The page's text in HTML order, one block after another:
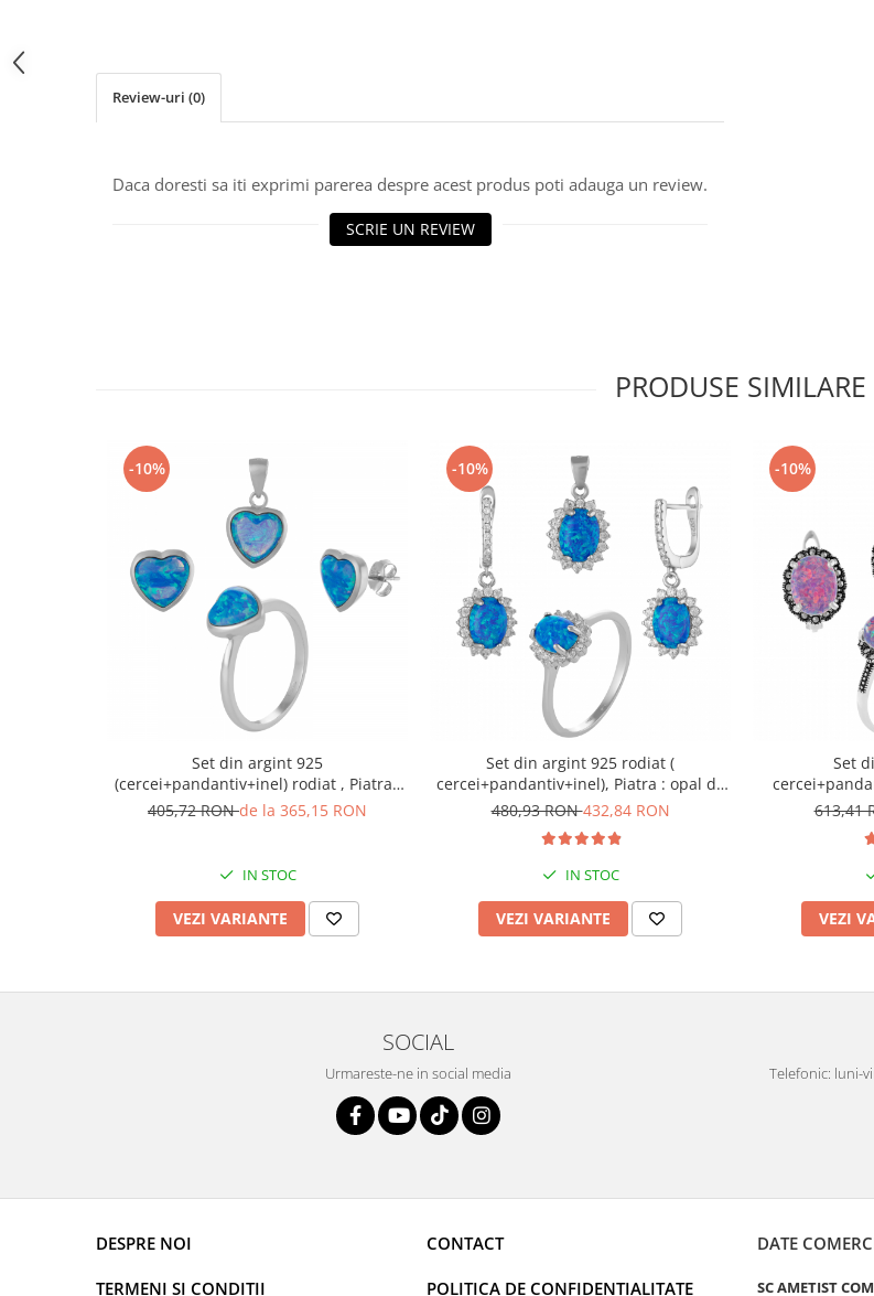
Review-uri (0)
Daca doresti sa iti exprimi parerea despre acest produs poti adauga un review.
SCRIE UN REVIEW
PRODUSE SIMILARE
-10%
Set din argint 925
(cercei+pandantiv+inel) rodiat , Piatra :
opal de laborator, Culoare : albastru,
405,72 RONde la 365,15 RON
IN STOC
VEZI VARIANTE
-10%
Set din argint 925 rodiat (
cercei+pandantiv+inel), Piatra : opal de
laborator si cubic zirconia , Culoare :
480,93 RON432,84 RON
IN STOC
VEZI VARIANTE
-10%
Set
japonez si
613,41
VEZI
SOCIAL
Urmareste-ne in social media
Telefonic: luni-
DESPRE NOI
TERMENI SI CONDITII
CONTACT
POLITICA DE CONFIDENTIALITATE
DATE
SC AMETIST